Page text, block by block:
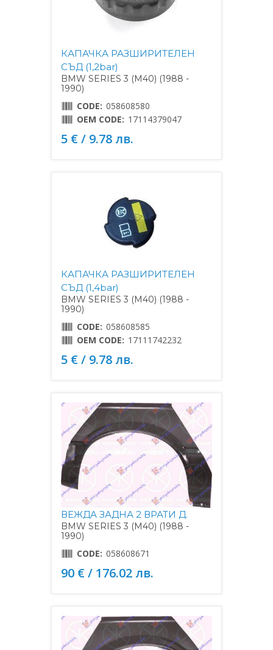
КАПАЧКА РАЗШИРИТЕЛЕН
СЪД (1,2bar)
BMW SERIES 3 (M40) (1988 -
1990)
CODE: 058608580
OEM CODE: 17114379047
5 € / 9.78 лв.
КАПАЧКА РАЗШИРИТЕЛЕН
СЪД (1,4bar)
BMW SERIES 3 (M40) (1988 -
1990)
CODE: 058608585
OEM CODE: 17111742232
5 € / 9.78 лв.
ВЕЖДА ЗАДНА 2 ВРАТИ Д.
BMW SERIES 3 (M40) (1988 -
1990)
CODE: 058608671
90 € / 176.02 лв.